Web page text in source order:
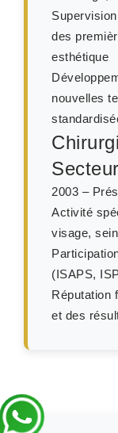
des
esthétique
nouvelles
2003 –
Activité
visage,
(ISAPS,
Réputation
et des